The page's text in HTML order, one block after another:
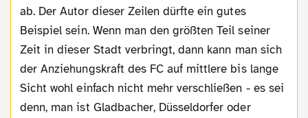
ab. Der Autor dieser Zeilen dürfte ein gutes
Beispiel sein. Wenn man den größten Teil seiner
Zeit in dieser Stadt verbringt, dann kann man sich
der Anziehungskraft des FC auf mittlere bis lange
Sicht wohl einfach nicht mehr verschließen - es sei
denn, man ist Gladbacher, Düsseldorfer oder